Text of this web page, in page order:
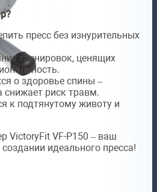
пресс без изнурительных
тренировок, ценящих
о здоровье спины –
снижает риск травм.
к подтянутому животу и
VictoryFit VF-P150 – ваш
идеального пресса!